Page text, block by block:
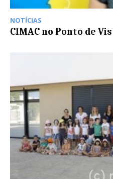
NOTÍCIAS
CIMAC no Ponto de